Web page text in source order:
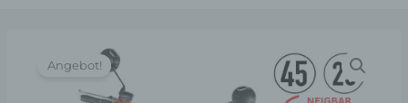
Angebot!
BIKE